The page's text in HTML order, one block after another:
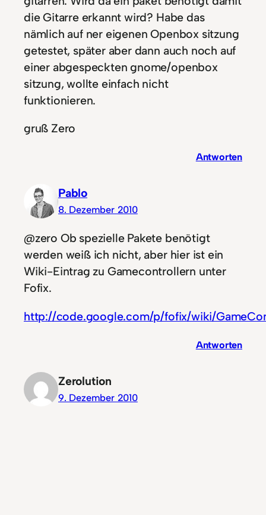
die Gitarre erkannt wird? Habe das
nämlich auf ner eigenen Openbox sitzung
getestet, später aber dann auch noch auf
einer abgespeckten gnome/openbox
sitzung, wollte einfach nicht
funktionieren.
gruß Zero
Antworten
Pablo
8. Dezember 2010
@zero Ob spezielle Pakete benötigt
werden weiß ich nicht, aber hier ist ein
Wiki-Eintrag zu Gamecontrollern unter
Fofix.
http://code.google.com/p/fofix/wiki/
Antworten
Zerolution
9. Dezember 2010